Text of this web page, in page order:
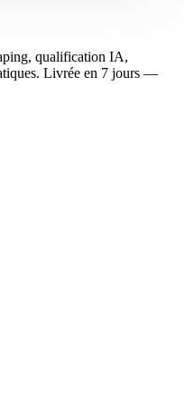
qualification IA,
Livrée en 7 jours —